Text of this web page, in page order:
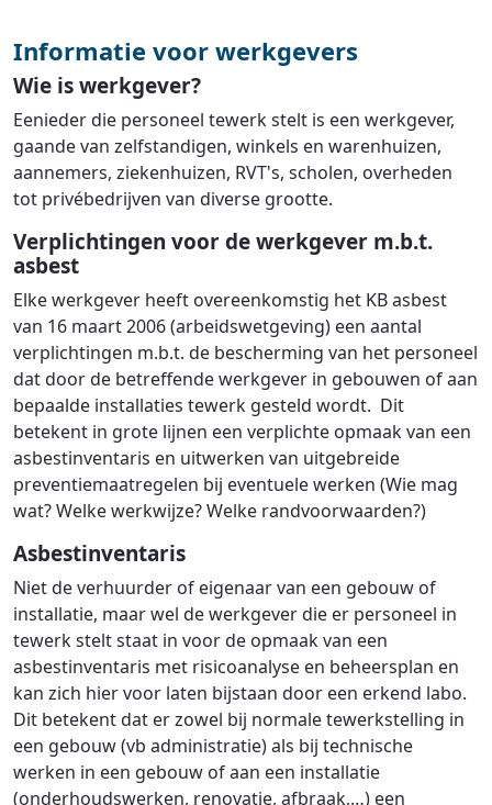
Informatie voor werkgevers
Wie is werkgever?
Eenieder die personeel tewerk stelt is een werkgever,
gaande van zelfstandigen, winkels en warenhuizen,
aannemers, ziekenhuizen, RVT's, scholen, overheden
tot privébedrijven van diverse grootte.
Verplichtingen voor de werkgever m.b.t.
asbest
Elke werkgever heeft overeenkomstig het KB asbest
van 16 maart 2006 (arbeidswetgeving) een aantal
verplichtingen m.b.t. de bescherming van het personeel
dat door de betreffende werkgever in gebouwen of aan
bepaalde installaties tewerk gesteld wordt. Dit
betekent in grote lijnen een verplichte opmaak van een
asbestinventaris en uitwerken van uitgebreide
preventiemaatregelen bij eventuele werken (Wie mag
wat? Welke werkwijze? Welke randvoorwaarden?)
Asbestinventaris
Niet de verhuurder of eigenaar van een gebouw of
installatie, maar wel de werkgever die er personeel in
tewerk stelt staat in voor de opmaak van een
asbestinventaris met risicoanalyse en beheersplan en
kan zich hier voor laten bijstaan door een erkend labo.
Dit betekent dat er zowel bij normale tewerkstelling in
een gebouw (vb administratie) als bij technische
werken in een gebouw of aan een installatie
(onderhoudswerken, renovatie, afbraak,…) een